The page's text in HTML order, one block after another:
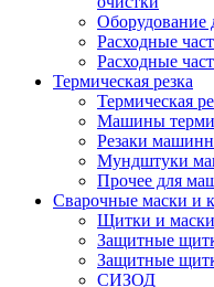
Оборудование
Расходные
Расходные
Термическая резка
Термическая
Машины
Резаки
Мундштуки
Прочее для
Сварочные маски и
Щитки и маски
Защитные
Защитные
СИЗОД